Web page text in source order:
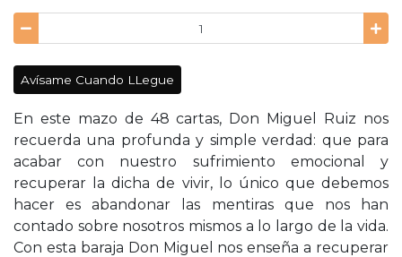
Avísame Cuando LLegue
En este mazo de 48 cartas, Don Miguel Ruiz nos
recuerda una profunda y simple verdad: que para
acabar con nuestro sufrimiento emocional y
recuperar la dicha de vivir, lo único que debemos
hacer es abandonar las mentiras que nos han
contado sobre nosotros mismos a lo largo de la vida.
Con esta baraja Don Miguel nos enseña a recuperar